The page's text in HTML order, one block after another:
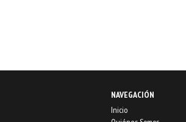
NAVEGACIÓN
Inicio